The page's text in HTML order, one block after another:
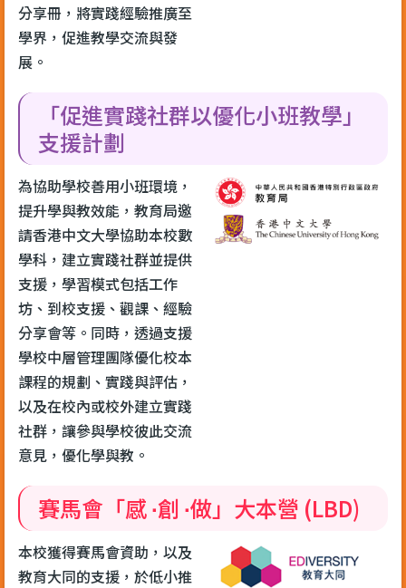
分享冊，將實踐經驗推廣至
學界，促進教學交流與發
展。
「促進實踐社群以優化小班教學」
支援計劃
為協助學校善用小班環境，
提升學與教效能，教育局邀
請香港中文大學協助本校數
學科，建立實踐社群並提供
支援，學習模式包括工作
坊、到校支援、觀課、經驗
分享會等。同時，透過支援
學校中層管理團隊優化校本
課程的規劃、實踐與評估，
以及在校內或校外建立實踐
社群，讓參與學校彼此交流
意見，優化學與教。
賽馬會「感 ∙創 ∙做」大本營 (LBD)
本校獲得賽馬會資助，以及
教育大同的支援，於低小推